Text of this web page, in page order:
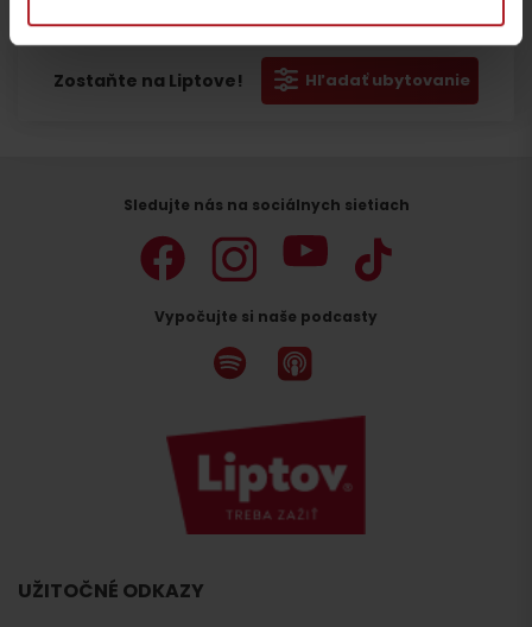
Zostaňte na Liptove! Hľadať ubytovanie
Odchod
Sledujte nás na sociálnych sietiach
Vypočujte si naše podcasty
UŽITOČNÉ ODKAZY